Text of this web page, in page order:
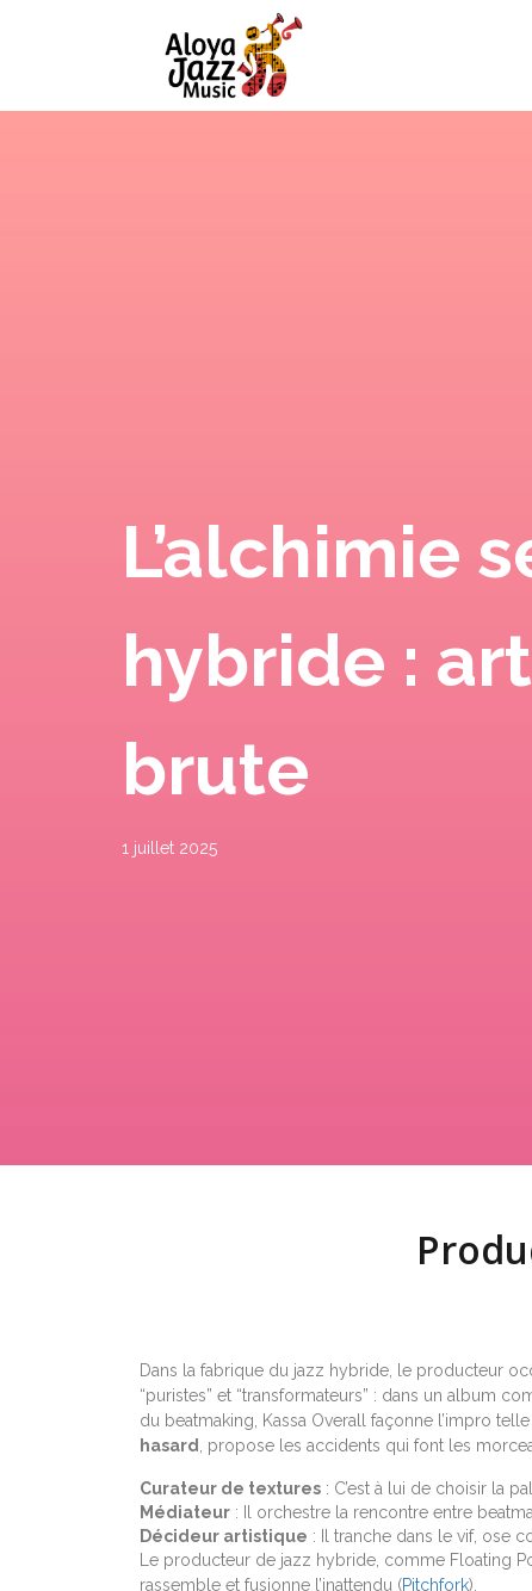
L’alchimie
hybride :
brute
1 juillet 2025
Dans la fabrique du jazz hybride, le producteur
“puristes” et “transformateurs” : dans un album
du beatmaking, Kassa Overall façonne l’impro
hasard
, propose les accidents qui font les
Curateur de textures : C’est à lui de choisir la
Médiateur : Il orchestre la rencontre entre
Décideur artistique : Il tranche dans le vif, ose
Le producteur de jazz hybride, comme Floating
rassemble et fusionne l’inattendu (Pitchfork).